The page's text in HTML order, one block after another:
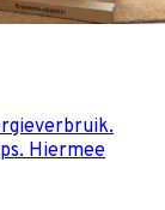
Hiermee